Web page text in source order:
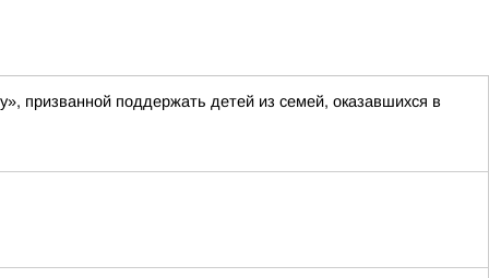
призванной поддержать детей из семей, оказавшихся в